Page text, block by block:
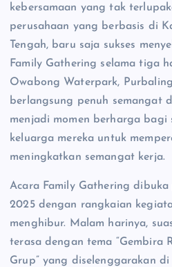
kebersamaan yang tak
perusahaan yang berbasis di
Tengah, baru saja sukses
Family Gathering selama tiga
Owabong Waterpark,
berlangsung penuh semangat
menjadi momen berharga bagi
keluarga mereka untuk
meningkatkan semangat kerja.
Acara Family Gathering
2025 dengan rangkaian
menghibur. Malam harinya,
terasa dengan tema “Gembira
Grup” yang diselenggarakan